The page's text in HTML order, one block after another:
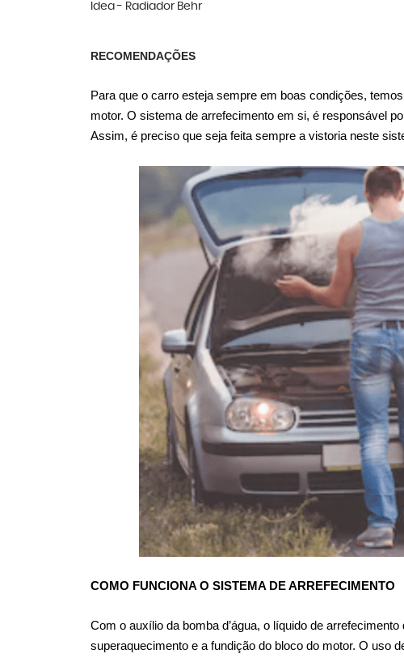
Idea - Radiador Behr
RECOMENDAÇÕES
Para que o carro esteja sempre em boas condições,
motor. O sistema de arrefecimento em si, é responsável
Assim, é preciso que seja feita sempre a vistoria neste
COMO FUNCIONA O SISTEMA DE ARREFECIMENTO
Com o auxílio da bomba d’água, o líquido de
superaquecimento e a fundição do bloco do motor. O uso